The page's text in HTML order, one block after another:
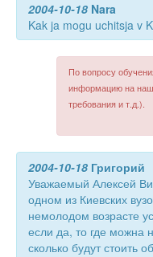
2004-10-18 Nara
Kak ja mogu uchitsja v
По вопросу
информацию на
требования и т.д.).
2004-10-18 Григорий
Уважаемый Алексей
одном из Киевских
немолодом возрасте
если да, то где
сколько будут стоить